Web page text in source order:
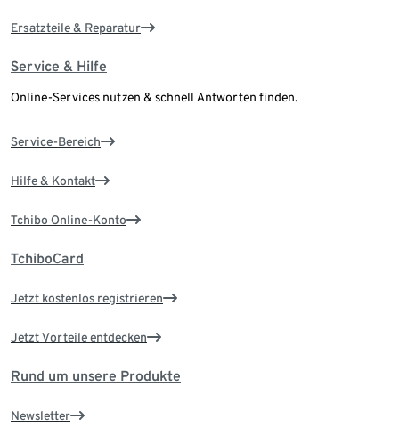
Ersatzteile & Reparatur
Service & Hilfe
Online-Services nutzen & schnell Antworten finden.
Service-Bereich
Hilfe & Kontakt
Tchibo Online-Konto
TchiboCard
Jetzt kostenlos registrieren
Jetzt Vorteile entdecken
Rund um unsere Produkte
Newsletter